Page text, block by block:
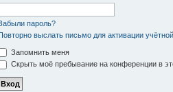
пароль?
выслать письмо для активации
Запомнить меня
Скрыть моё пребывание на конференции в